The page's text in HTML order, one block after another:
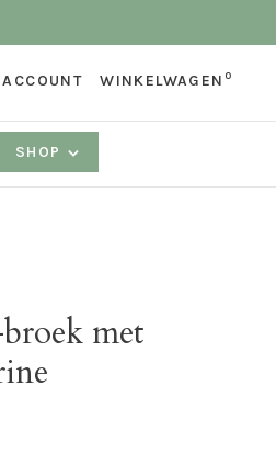
WINKELWAGEN 0
SHOP
met